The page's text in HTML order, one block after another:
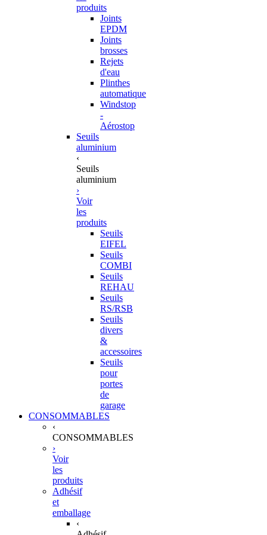
produits
Joints
EPDM
Joints
brosses
Rejets
d'eau
Plinthes
automatique
Windstop
-
Aérostop
Seuils
aluminium
‹
Seuils
aluminium
›
Voir
les
produits
Seuils
EIFEL
Seuils
COMBI
Seuils
REHAU
Seuils
RS/RSB
Seuils
divers
&
accessoires
Seuils
pour
portes
de
garage
CONSOMMABLES
‹
CONSOMMABLES
›
Voir
les
produits
Adhésif
et
emballage
‹